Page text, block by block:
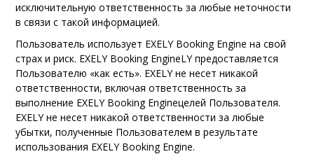
исключительную ответственность за любые неточности
в связи с такой информацией.
Пользователь использует EXELY Booking Engine на свой
страх и риск. EXELY Booking EngineLY предоставляется
Пользователю «как есть». EXELY не несет никакой
ответственности, включая ответственность за
выполнение EXELY Booking Engineцелей Пользователя.
EXELY не несет никакой ответственности за любые
убытки, полученные Пользователем в результате
использования EXELY Booking Engine.